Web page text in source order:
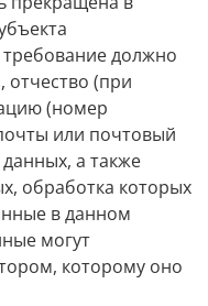
должно
(при
(номер
или почтовый
а также
обработка которых
в данном
могут
которому оно